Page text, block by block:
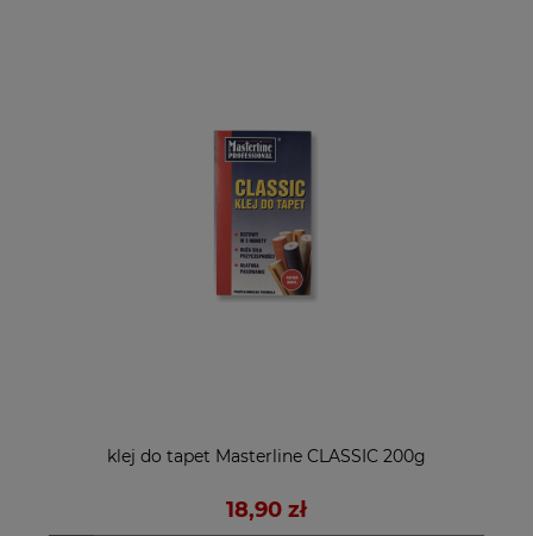
klej do tapet Masterline CLASSIC 200g
18,90 zł